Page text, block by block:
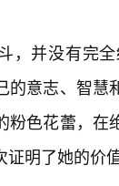
，并没有完
的意志、智
粉色花蕾，
明了她的价